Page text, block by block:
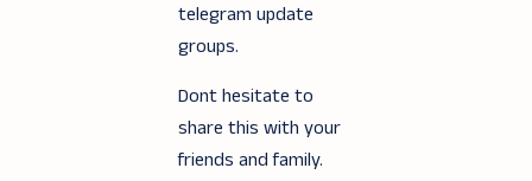
telegram update
groups.
Dont hesitate to
share this with your
friends and family.